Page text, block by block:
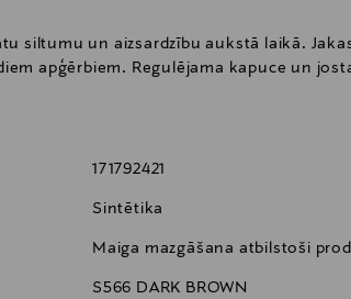
siltumu un aizsardzību aukstā laikā.
apģērbiem. Regulējama kapuce un
171792421
Sintētika
Maiga mazgāšana atbilstoši
S566 DARK BROWN